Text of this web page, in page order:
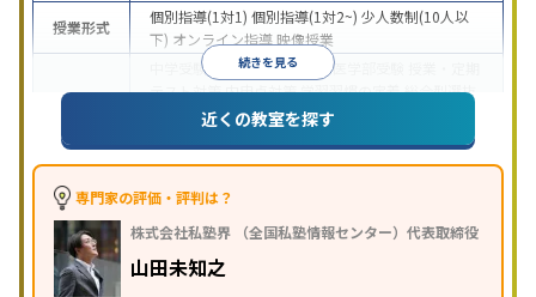
続きを見る
授業形式
個別指導(1対1) 個別指導(1対2~) 少人数制(10人以
下) オンライン指導映像授業
中学受験 高校受験大学受験 医学部受験
テスト対策内申点対策学習習慣の定着総合型選抜
(旧AO)対策推薦入試対策学校別特化対策
漢検(漢字検定)対策数学特化対策英語・英会話特化
特徴
中高一貫校生に対応
保証制度あり
授業の振替可能学習にPC・タブレッ
トを利用 オンライン対応
講習のみの受講可
近くの教室を探す
専門家の評価・評判は？
株式会社私塾界 （全国私塾情報センター）代表取締役
山田未知之